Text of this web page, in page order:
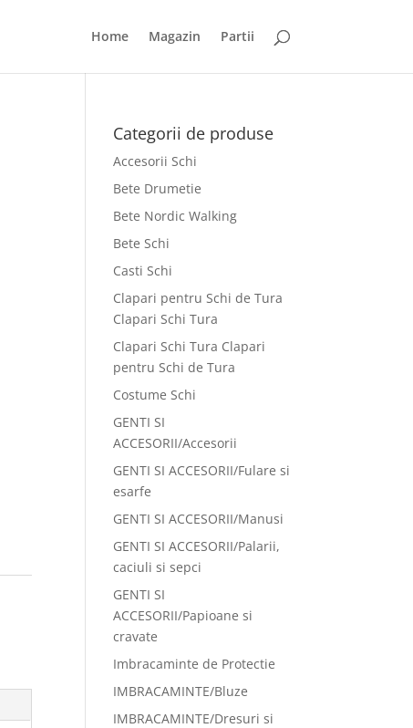
Home Magazin Partii
Categorii de produse
Accesorii Schi
Bete Drumetie
Bete Nordic Walking
Bete Schi
Casti Schi
Clapari pentru Schi de Tura
Clapari Schi Tura
Clapari Schi Tura Clapari
pentru Schi de Tura
Costume Schi
GENTI SI
ACCESORII/Accesorii
GENTI SI ACCESORII/Fulare si
esarfe
GENTI SI ACCESORII/Manusi
GENTI SI ACCESORII/Palarii,
caciuli si sepci
GENTI SI
ACCESORII/Papioane si
cravate
Imbracaminte de Protectie
IMBRACAMINTE/Bluze
IMBRACAMINTE/Dresuri si